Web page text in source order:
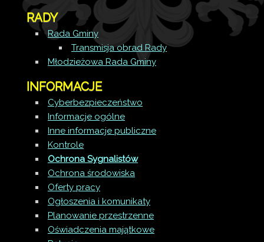
RADY
Rada Gminy
Transmisja obrad Rady
Młodzieżowa Rada Gminy
INFORMACJE
Cyberbezpieczeństwo
Informacje ogólne
Inne informacje publiczne
Kontrole
Ochrona Sygnalistów
Ochrona środowiska
Oferty pracy
Ogłoszenia i komunikaty
Planowanie przestrzenne
Oświadczenia majątkowe